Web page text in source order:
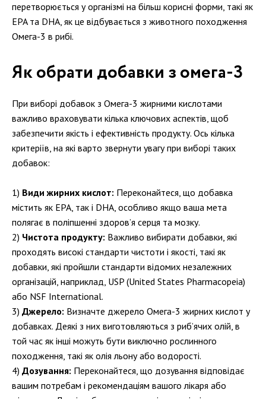
перетворюється у організмі на більш корисні форми, такі як
EPA та DHA, як це відбувається з животного походження
Омега-3 в рибі.
Як обрати добавки з омега-3
При виборі добавок з Омега-3 жирними кислотами
важливо враховувати кілька ключових аспектів, щоб
забезпечити якість і ефективність продукту. Ось кілька
критеріїв, на які варто звернути увагу при виборі таких
добавок:
Види жирних кислот: Переконайтеся, що добавка
містить як EPA, так і DHA, особливо якщо ваша мета
полягає в поліпшенні здоров’я серця та мозку.
Чистота продукту: Важливо вибирати добавки, які
проходять високі стандарти чистоти і якості, такі як
добавки, які пройшли стандарти відомих незалежних
організацій, наприклад, USP (United States Pharmacopeia)
або NSF International.
Джерело: Визначте джерело Омега-3 жирних кислот у
добавках. Деякі з них виготовляються з риб’ячих олій, в
той час як інші можуть бути виключно рослинного
походження, такі як олія льону або водорості.
Дозування: Переконайтеся, що дозування відповідає
вашим потребам і рекомендаціям вашого лікаря або